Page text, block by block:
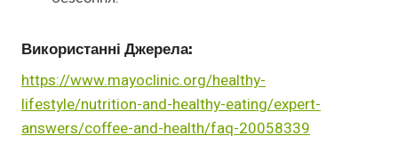
Використанні Джерела:
https://www.mayoclinic.org/healthy-
lifestyle/nutrition-and-healthy-eating/expert-
answers/coffee-and-health/faq-20058339